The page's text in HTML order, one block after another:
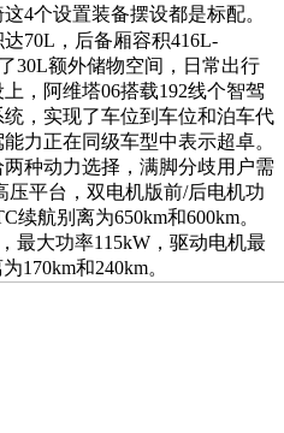
4个设置装备摆设都是标配。
70L，后备厢容积416L-
30L额外储物空间，日常出行
，阿维塔06搭载192线个智驾
，实现了车位到车位和泊车代
力正在同级车型中表示超卓。
种动力选择，满脚分歧用户需
压平台，双电机版前/后电机功
续航别离为650km和600km。
最大功率115kW，驱动电机最
170km和240km。